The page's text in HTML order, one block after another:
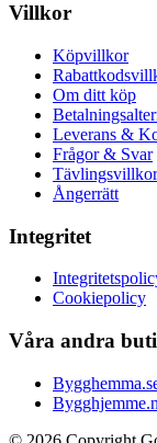
Villkor
Köpvillkor
Om ditt köp
Leverans &
Frågor & Svar
Tävlingsvillkor
Ångerrätt
Integritet
Cookiepolicy
Våra andra